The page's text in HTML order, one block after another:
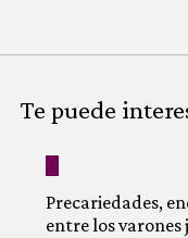
Te puede
Precariedades,
entre los varones